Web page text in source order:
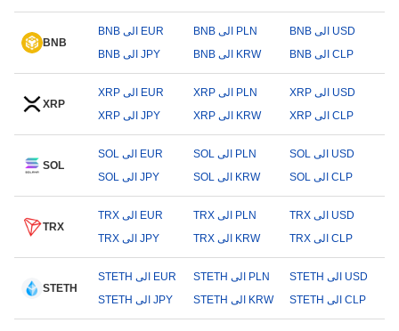
BNB
BNB الى EUR BNB الى PLN
BNB الى USD
BNB الى JPY
BNB الى KRW BNB الى CLP
XRP
XRP الى EUR XRP الى PLN
XRP الى USD
XRP الى JPY
XRP الى KRW XRP الى CLP
SOL
SOL الى EUR SOL الى PLN
SOL الى USD
SOL الى JPY
SOL الى KRW SOL الى CLP
TRX
TRX الى EUR TRX الى PLN
TRX الى USD
TRX الى JPY
TRX الى KRW TRX الى CLP
STETH
STETH الى EUR STETH الى PLN
STETH الى USD
STETH الى JPY
STETH الى KRW STETH الى CLP